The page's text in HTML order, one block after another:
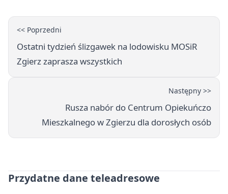
<< Poprzedni
Ostatni tydzień ślizgawek na lodowisku MOSiR
Zgierz zaprasza wszystkich
Następny >>
Rusza nabór do Centrum Opiekuńczo
Mieszkalnego w Zgierzu dla dorosłych osób
Przydatne dane teleadresowe